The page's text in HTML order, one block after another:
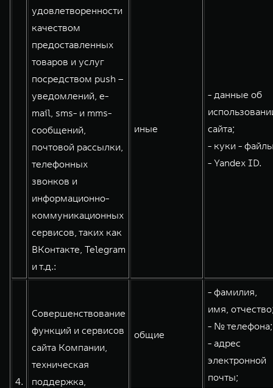
удовлетворенности
качеством
предоставленных
товаров и услуг
посредством push –
уведомлений, e-
mail, sms- и mms-
сообщений,
почтовой рассылки,
телефонных
звонков и
информационно-
коммуникационных
сервисов, таких как
ВКонтакте, Telegram
и т.д.:
иные
- данные об
сайта;
- куки -
- Yandex ID.
4.
Совершенствование
функций и сервисов
сайта Компании,
техническая
поддержка,
общие
- фамилия,
имя,
- № телефона;
- адрес
электронной
почты;